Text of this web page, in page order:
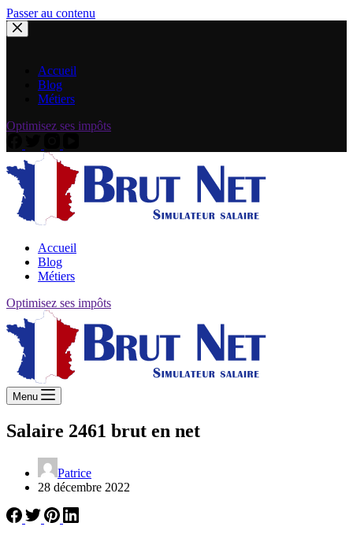
Passer au contenu
Accueil
Blog
Métiers
Optimisez ses impôts
Accueil
Blog
Métiers
Optimisez ses impôts
Menu
Salaire 2461 brut en net
Patrice
28 décembre 2022